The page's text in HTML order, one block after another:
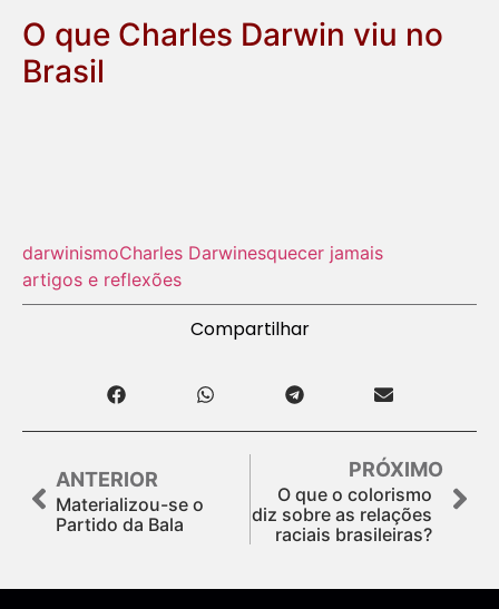
O que Charles Darwin viu no
Brasil
darwinismoCharles Darwinesquecer jamais
artigos e reflexões
Compartilhar
ANTERIOR
Materializou-se o
Partido da Bala
PRÓXIMO
O que o colorismo
diz sobre as relações
raciais brasileiras?